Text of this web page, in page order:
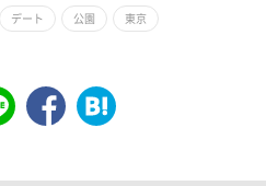
デート 公園 東京